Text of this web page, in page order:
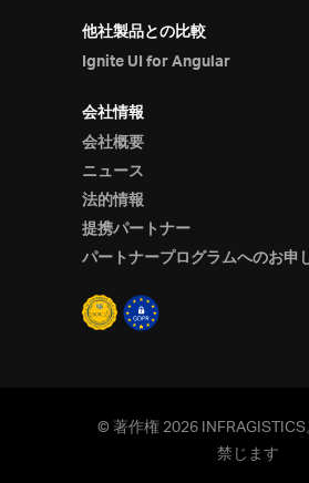
他社製品との比較
Ignite UI for Angular
会社情報
会社概要
ニュース
法的情報
提携パートナー
パートナープログラムへのお申
© 著作権 2026
禁じます